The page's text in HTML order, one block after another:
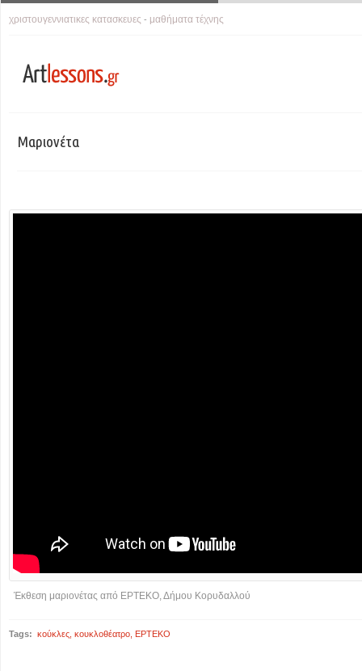
χριστουγεννιατικες κατασκευες - μαθήματα τέχνης
Μαριονέτα
Έκθεση μαριονέτας από ΕΡΤΕΚΟ, Δήμου Κορυδαλλού
Tags: κούκλες κουκλοθέατρο ΕΡΤΕΚΟ